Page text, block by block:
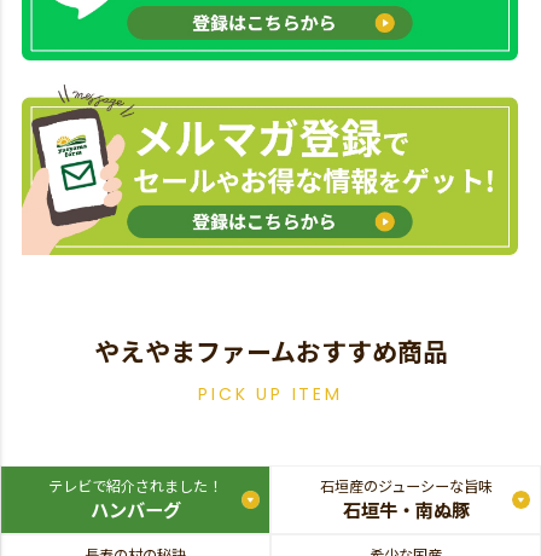
やえやまファームおすすめ商品
PICK UP ITEM
テレビで紹介されました！
ハンバーグ
石垣産のジューシーな旨味
石垣牛・南ぬ豚